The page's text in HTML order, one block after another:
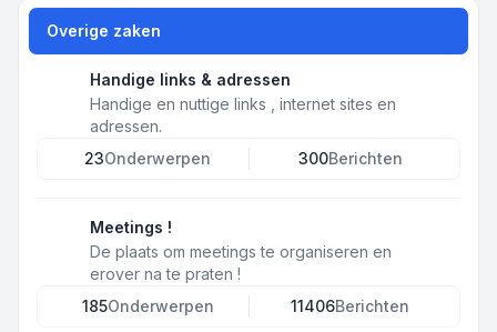
Overige zaken
Handige links & adressen
Handige en nuttige links , internet sites en
adressen.
23Onderwerpen 300Berichten
Meetings !
De plaats om meetings te organiseren en
erover na te praten !
185Onderwerpen 11406Berichten